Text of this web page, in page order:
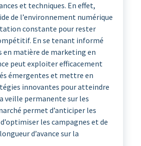
et techniques. En effet,
de l’environnement numérique
constante pour rester
En se tenant informé
en matière de marketing en
peut exploiter efficacement
émergentes et mettre en
innovantes pour atteindre
veille permanente sur les
permet d’anticiper les
les campagnes et de
d’avance sur la